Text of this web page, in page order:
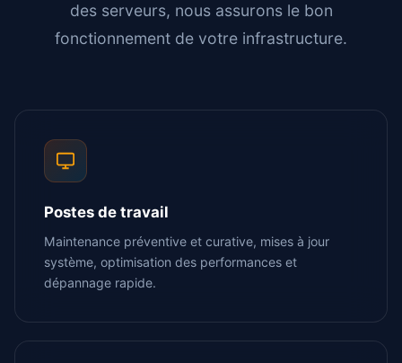
des serveurs, nous assurons le bon
fonctionnement de votre infrastructure.
Postes de travail
Maintenance préventive et curative, mises à jour
système, optimisation des performances et
dépannage rapide.